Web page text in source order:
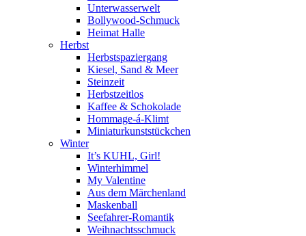
Unterwasserwelt
Bollywood-Schmuck
Heimat Halle
Herbst
Herbstspaziergang
Kiesel, Sand & Meer
Steinzeit
Herbstzeitlos
Kaffee & Schokolade
Hommage-á-Klimt
Miniaturkunststückchen
Winter
It’s KUHL, Girl!
Winterhimmel
My Valentine
Aus dem Märchenland
Maskenball
Seefahrer-Romantik
Weihnachtsschmuck